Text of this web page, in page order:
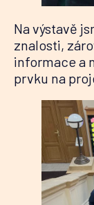
Na výstavě
znalosti,
informace a
prvku na